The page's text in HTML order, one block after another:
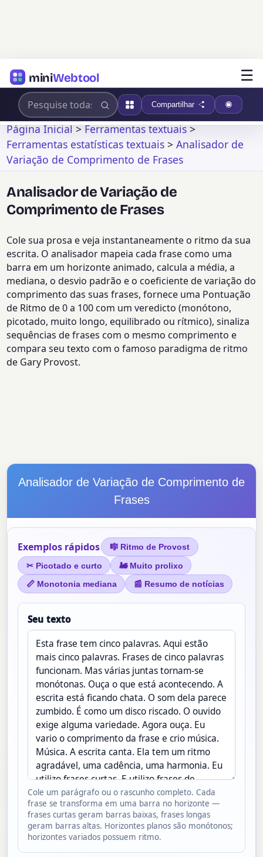
miniWebtool ☰
Compartilhar
Página Inicial>Ferramentas textuais>
Ferramentas estatísticas textuais >Analisador de
Variação de Comprimento de Frases
Analisador de Variação de
Comprimento de Frases
Cole sua prosa e veja instantaneamente o ritmo da sua
escrita. O analisador mapeia cada frase como uma
barra em um horizonte animado, calcula a média, a
mediana, o desvio padrão e o coeficiente de variação do
comprimento das suas frases, fornece uma Pontuação
de Ritmo de 0 a 100 com um veredicto (monótono,
picotado, muito longo, equilibrado ou rítmico), sinaliza
sequências de frases com o mesmo comprimento e
compara seu texto com o famoso paradigma de ritmo
de Gary Provost.
Analisador de Variação de Comprimento de
Frases
Exemplos rápidos
🎼 Ritmo de Provost
✂ Picotado e curto
🚂 Muito prolixo
📏 Monotonia mediana
📰 Resumo de notícias
Seu texto
Cole um parágrafo ou o rascunho completo. Cada
frase se transforma em uma barra no horizonte —
frases curtas geram barras baixas, frases longas
geram barras altas. Horizontes planos são monótonos;
horizontes variados possuem ritmo.